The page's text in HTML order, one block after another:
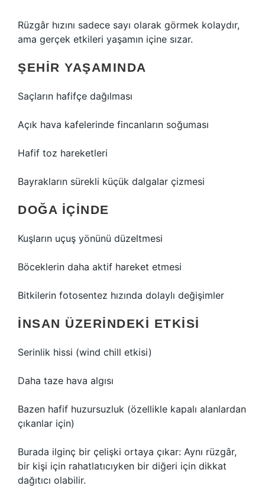
Rüzgâr hızını sadece sayı olarak görmek kolaydır,
ama gerçek etkileri yaşamın içine sızar.
ŞEHIR YAŞAMINDA
Saçların hafifçe dağılması
Açık hava kafelerinde fincanların soğuması
Hafif toz hareketleri
Bayrakların sürekli küçük dalgalar çizmesi
DOĞA İÇINDE
Kuşların uçuş yönünü düzeltmesi
Böceklerin daha aktif hareket etmesi
Bitkilerin fotosentez hızında dolaylı değişimler
İNSAN ÜZERINDEKI ETKISI
Serinlik hissi (wind chill etkisi)
Daha taze hava algısı
Bazen hafif huzursuzluk (özellikle kapalı alanlardan
çıkanlar için)
Burada ilginç bir çelişki ortaya çıkar: Aynı rüzgâr,
bir kişi için rahatlatıcıyken bir diğeri için dikkat
dağıtıcı olabilir.